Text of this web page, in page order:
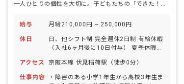
一人ひとりの個性を大切に。子どもたちの「できた！」を一緒に喜び、輝く未来を創造しましょう。
給与 月給210,000円 ~ 250,000円
休日
日、他シフト制 完全週休2日制 有給休暇
（入社6ヶ月後に10日付与） 夏季休暇
アクセス
京阪本線 伏見稲荷駅（徒歩0分）
仕事内容
・障害のある小学1年生から高校3年生ま